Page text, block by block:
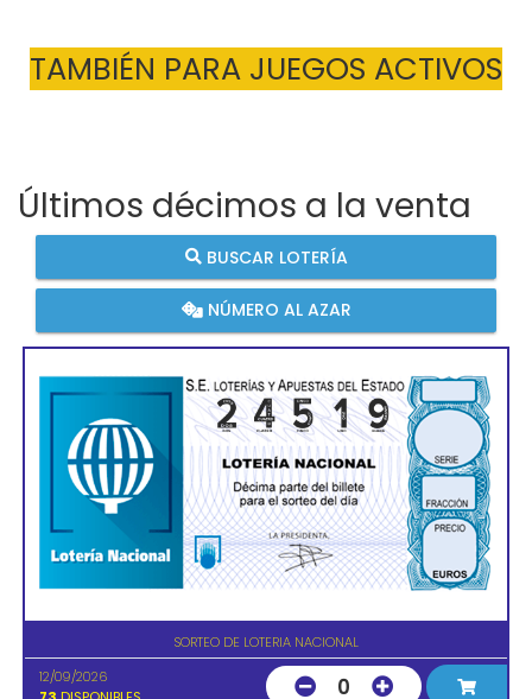
TAMBIÉN PARA JUEGOS ACTIVOS
Últimos décimos a la venta
BUSCAR LOTERÍA
NÚMERO AL AZAR
SORTEO DE LOTERIA NACIONAL
12/09/2026
0